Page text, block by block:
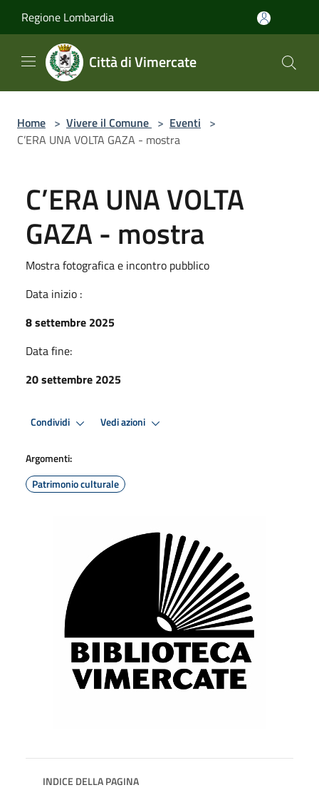
Regione Lombardia
Città di Vimercate
Home > Vivere il Comune > Eventi >
C’ERA UNA VOLTA GAZA - mostra
C’ERA UNA VOLTA
GAZA - mostra
Mostra fotografica e incontro pubblico
Data inizio :
8 settembre 2025
Data fine:
20 settembre 2025
Condividi Vedi azioni
Argomenti:
Patrimonio culturale
INDICE DELLA PAGINA